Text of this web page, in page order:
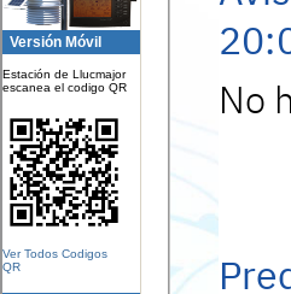
Versión Móvil
Estación de Llucmajor
escanea el codigo QR
Ver Todos Codigos
QR